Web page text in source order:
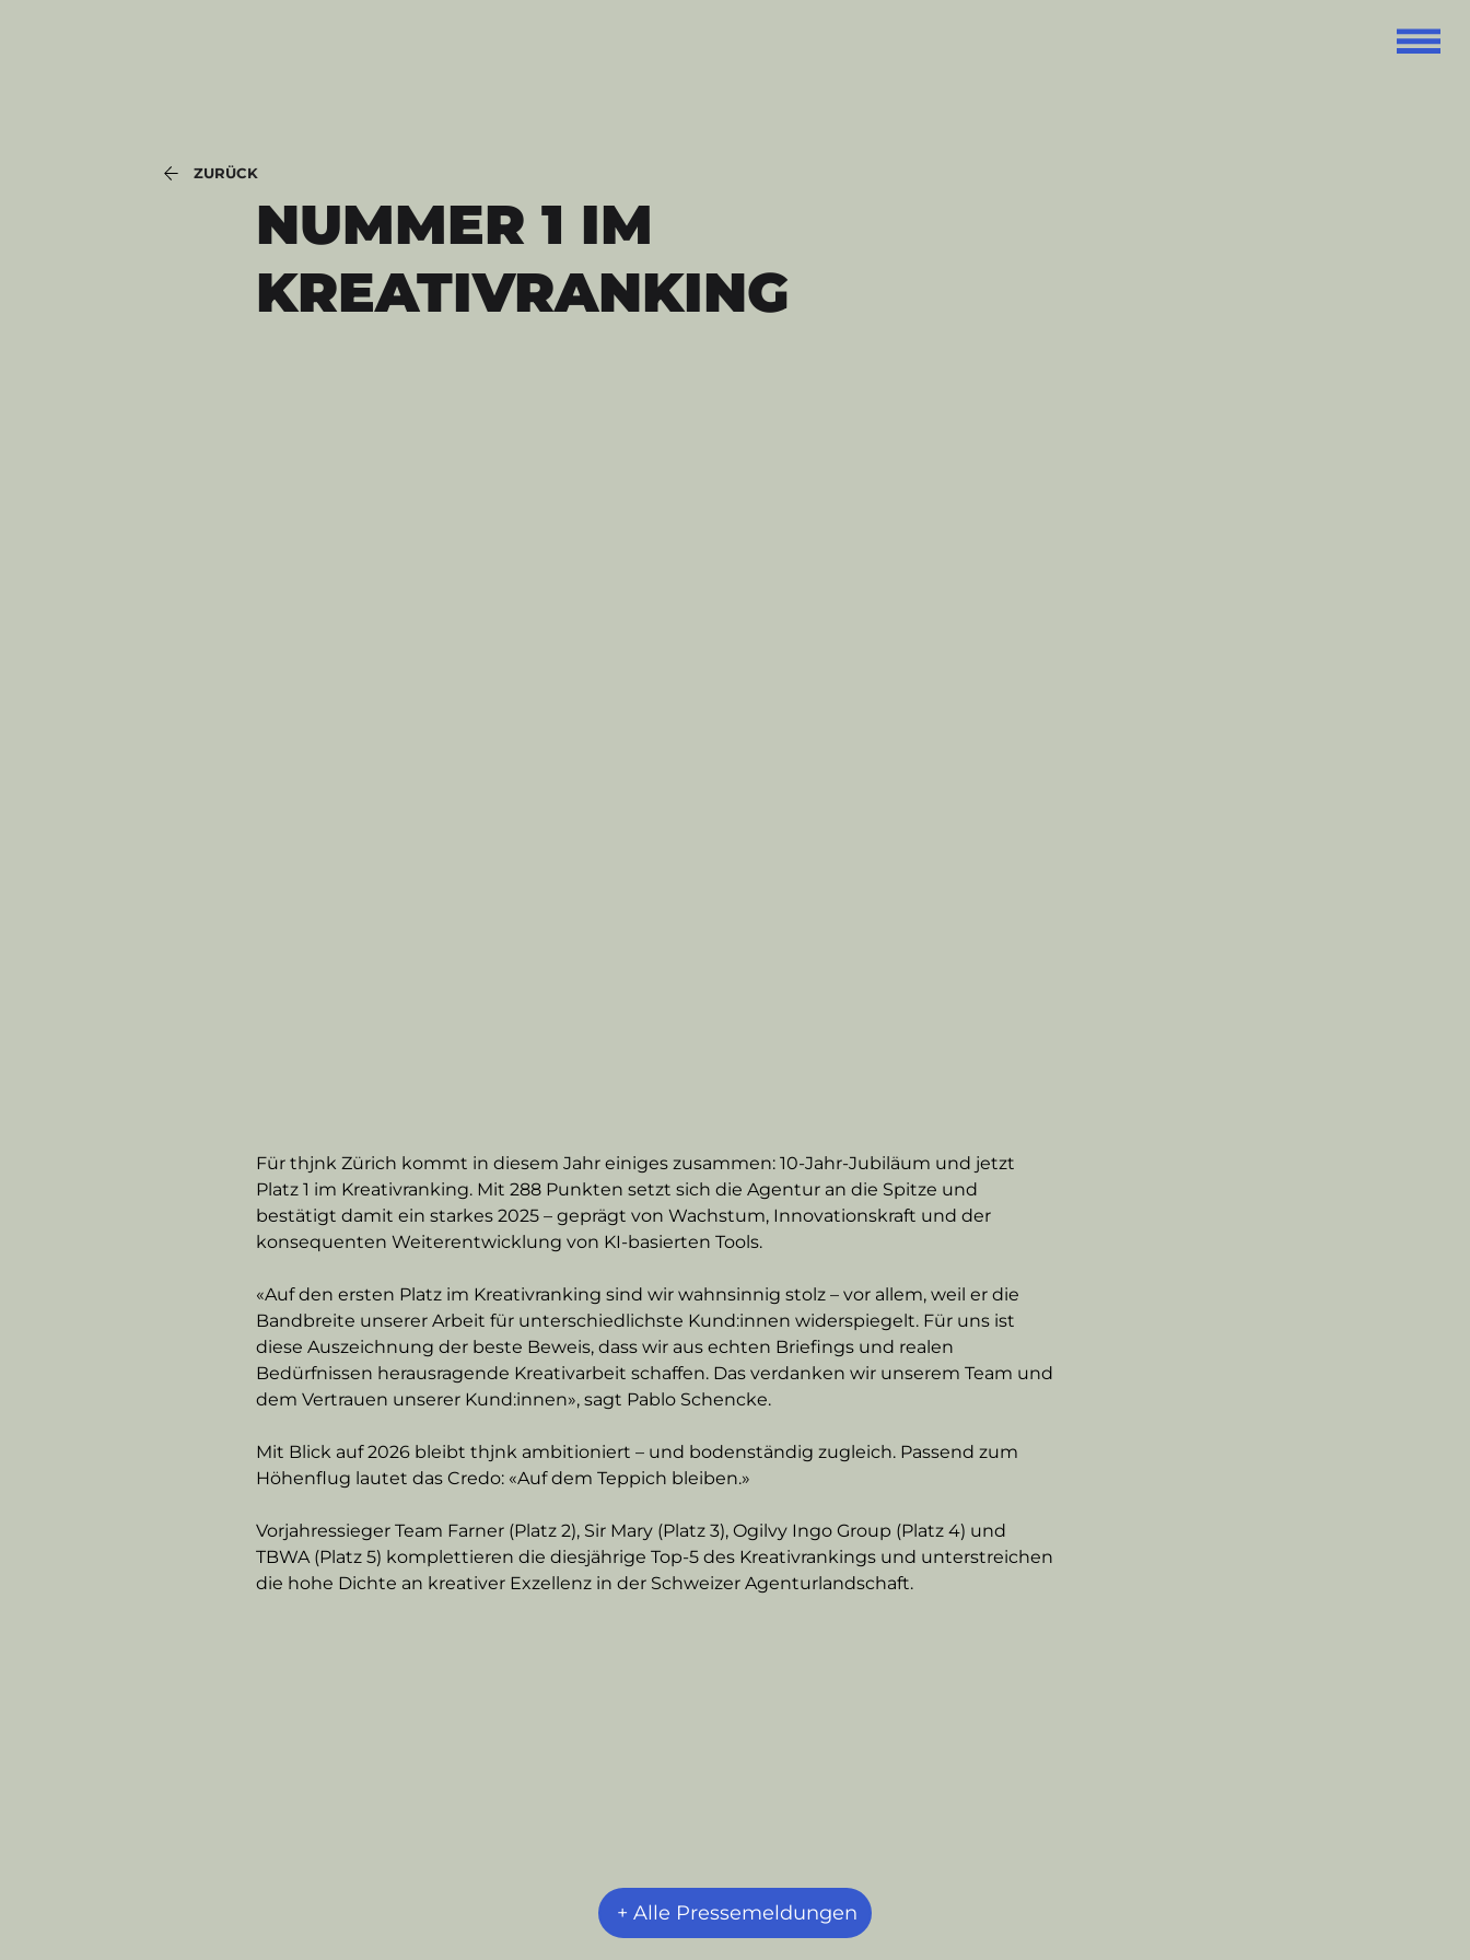
+ Alle Pressemeldungen
NUMMER 1 IM
KREATIVRANKING
Für thjnk Zürich kommt in diesem Jahr einiges zusammen: 10-Jahr-Jubiläum und jetzt
Platz 1 im Kreativranking. Mit 288 Punkten setzt sich die Agentur an die Spitze und
bestätigt damit ein starkes 2025 – geprägt von Wachstum, Innovationskraft und der
konsequenten Weiterentwicklung von KI-basierten Tools.
«Auf den ersten Platz im Kreativranking sind wir wahnsinnig stolz – vor allem, weil er die
Bandbreite unserer Arbeit für unterschiedlichste Kund:innen widerspiegelt. Für uns ist
diese Auszeichnung der beste Beweis, dass wir aus echten Briefings und realen
Bedürfnissen herausragende Kreativarbeit schaffen. Das verdanken wir unserem Team und
dem Vertrauen unserer Kund:innen», sagt Pablo Schencke.
Mit Blick auf 2026 bleibt thjnk ambitioniert – und bodenständig zugleich. Passend zum
Höhenflug lautet das Credo: «Auf dem Teppich bleiben.»
Vorjahressieger Team Farner (Platz 2), Sir Mary (Platz 3), Ogilvy Ingo Group (Platz 4) und
TBWA (Platz 5) komplettieren die diesjährige Top-5 des Kreativrankings und unterstreichen
die hohe Dichte an kreativer Exzellenz in der Schweizer Agenturlandschaft.
ZURÜCK